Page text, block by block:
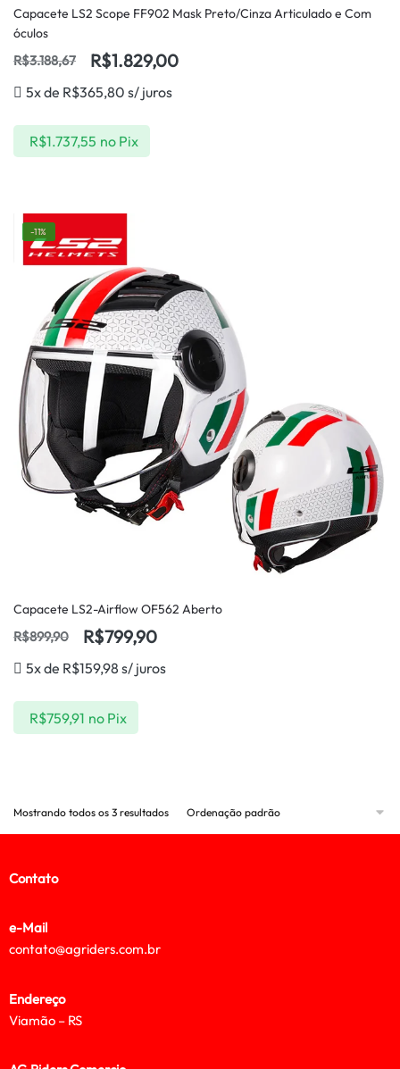
Capacete LS2 Scope FF902 Mask Preto/Cinza Articulado e Com
óculos
R$3.188,67 R$1.829,00
5x de R$365,80 s/ juros
R$1.737,55 no Pix
-11%
Capacete LS2-Airflow OF562 Aberto
R$899,90 R$799,90
5x de R$159,98 s/ juros
R$759,91 no Pix
Mostrando todos os 3 resultados
Contato
e-Mail
contato@agriders.com.br
Endereço
Viamão – RS